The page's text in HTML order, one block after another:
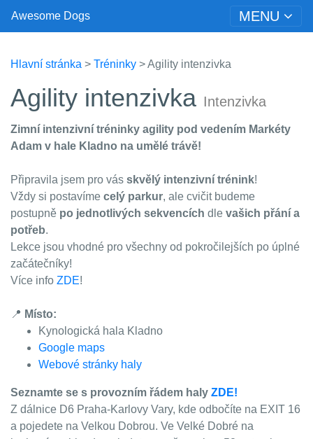
Awesome Dogs MENU
Hlavní stránka > Tréninky > Agility intenzivka
Agility intenzivka Intenzivka
Zimní intenzivní tréninky agility pod vedením Markéty
Adam v hale Kladno na umělé trávě!
Připravila jsem pro vás skvělý intenzivní trénink!
Vždy si postavíme celý parkur, ale cvičit budeme
postupně po jednotlivých sekvencích dle vašich přání a
potřeb.
Lekce jsou vhodné pro všechny od pokročilejších po úplné
začátečníky!
Více info ZDE!
📍 Místo:
Kynologická hala Kladno
Google maps
Webové stránky haly
Seznamte se s provozním řádem haly ZDE!
Z dálnice D6 Praha-Karlovy Vary, kde odbočíte na EXIT 16
a pojedete na Velkou Dobrou. Ve Velké Dobré na